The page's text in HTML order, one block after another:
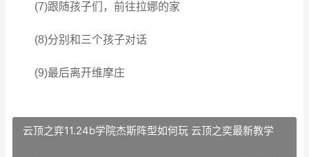
(7)跟随孩子们，前往拉娜的家
(8)分别和三个孩子对话
(9)最后离开维摩庄
云顶之弈11.24b学院杰斯阵型如何玩 云顶之奕最新教学